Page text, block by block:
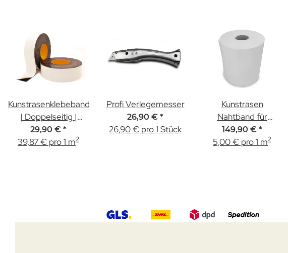
Kunstrasenklebeband
| Doppelseitig |
50mm x 15,00m
29,90 € *
39,87 € pro 1 m2
Profi Verlegemesser
26,90 € *
26,90 € pro 1 Stück
Kunstrasen
Nahtband für
Kunstrasenkleber |
30cm x 100m
149,90 € *
5,00 € pro 1 m2